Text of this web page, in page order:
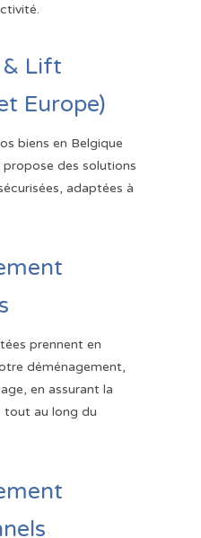
Lift
Europe)
biens en Belgique
des solutions
adaptées à
prennent en
déménagement,
en assurant la
tout au long du